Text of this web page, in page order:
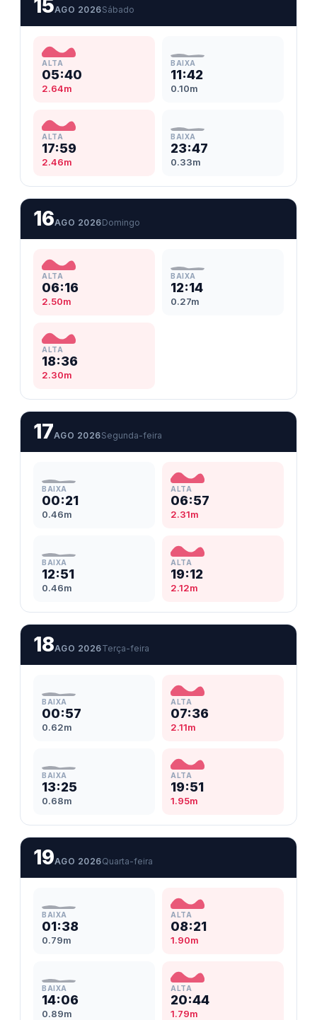
15AGO 2026Sábado
ALTA
05:40
2.64m
BAIXA
11:42
0.10m
ALTA
17:59
2.46m
BAIXA
23:47
0.33m
16AGO 2026Domingo
ALTA
06:16
2.50m
BAIXA
12:14
0.27m
ALTA
18:36
2.30m
17AGO 2026Segunda-feira
BAIXA
00:21
0.46m
ALTA
06:57
2.31m
BAIXA
12:51
0.46m
ALTA
19:12
2.12m
18AGO 2026Terça-feira
BAIXA
00:57
0.62m
ALTA
07:36
2.11m
BAIXA
13:25
0.68m
ALTA
19:51
1.95m
19AGO 2026Quarta-feira
BAIXA
01:38
0.79m
ALTA
08:21
1.90m
BAIXA
14:06
0.89m
ALTA
20:44
1.79m